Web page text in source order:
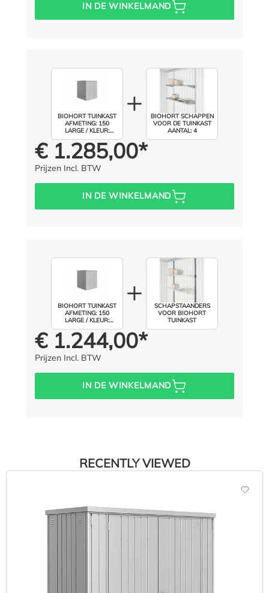
IN DE WINKELMAND
BIOHORT TUINKAST
AFMETING: 150
LARGE / KLEUR:
ZILVER METALLIC
BIOHORT SCHAPPEN
VOOR DE TUINKAST
AANTAL: 4
Prijs voor iedereen:
€ 1.285,00*
Prijzen Incl. BTW
IN DE WINKELMAND
BIOHORT TUINKAST
AFMETING: 150
LARGE / KLEUR:
ZILVER METALLIC
SCHAPSTAANDERS
VOOR BIOHORT
TUINKAST
Prijs voor iedereen:
€ 1.244,00*
Prijzen Incl. BTW
IN DE WINKELMAND
RECENTLY VIEWED